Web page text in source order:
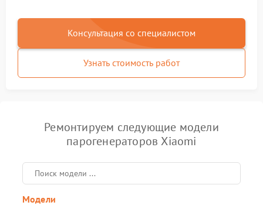
Консультация со специалистом
Узнать стоимость работ
Ремонтируем следующие модели
парогенераторов Xiaomi
Модели